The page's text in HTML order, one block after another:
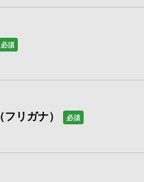
必須
リガナ） 必須